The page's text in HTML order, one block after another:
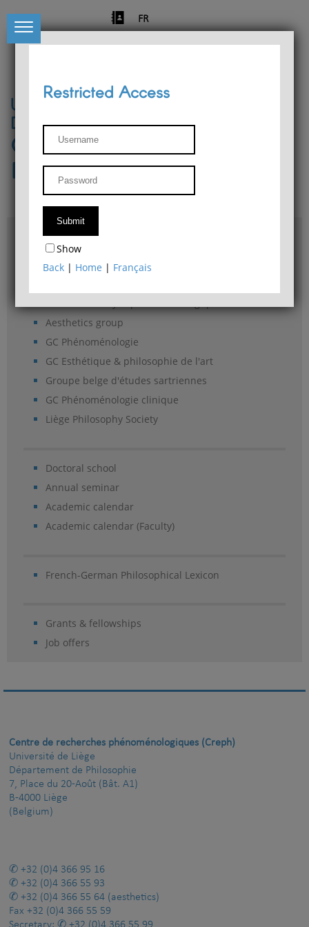
FR
University of Liège
Départment of Philosophy
Center for Phenomenological
Research
Access & maps
Philosophy Department Library
Aesthetics group
GC Phénoménologie
GC Esthétique & philosophie de l'art
Groupe belge d'études sartriennes
GC Phénoménologie clinique
Liège Philosophy Society
Doctoral school
Annual seminar
Academic calendar
Academic calendar (Faculty)
French-German Philosophical Lexicon
Grants & fellowships
Job offers
Restricted Access
Show
Back | Home | Français
Centre de recherches phénoménologiques (Creph)
Université de Liège
Département de Philosophie
7, Place du 20-Août (Bât. A1)
B-4000 Liège
(Belgium)
+32 (0)4 366 95 16
+32 (0)4 366 55 93
+32 (0)4 366 55 64 (aesthetics)
Fax +32 (0)4 366 55 59